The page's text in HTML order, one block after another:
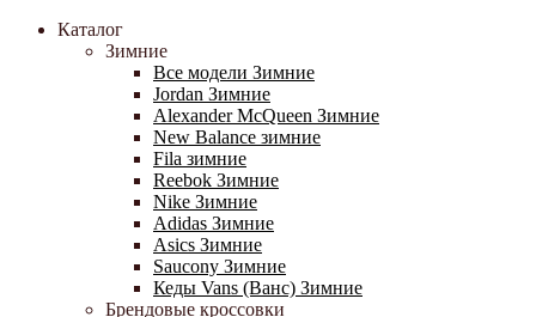
Каталог
Зимние
Все модели Зимние
Jordan Зимние
Alexander McQueen Зимние
New Balance зимние
Fila зимние
Reebok Зимние
Nike Зимние
Adidas Зимние
Asics Зимние
Saucony Зимние
Кеды Vans (Ванс) Зимние
Брендовые кроссовки